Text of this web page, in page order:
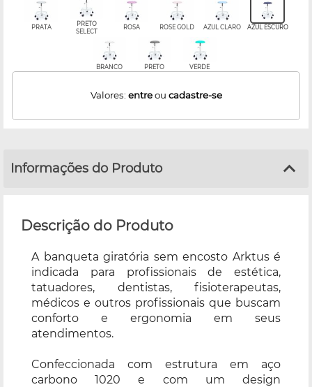
PRATA
PRETO
SELECT
ROSA ROSE GOLD AZUL CLARO AZUL ESCURO
BRANCO PRETO VERDE
Valores: entreou cadastre-se
Informações do Produto
Descrição do Produto
A banqueta giratória sem encosto Arktus é
indicada para profissionais de estética,
tatuadores, dentistas, fisioterapeutas,
médicos e outros profissionais que buscam
conforto e ergonomia em seus
atendimentos.
Confeccionada com estrutura em aço
carbono 1020 e com um design